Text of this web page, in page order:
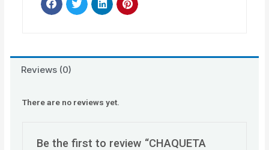
Reviews (0)
There are no reviews yet.
Be the first to review “CHAQUETA